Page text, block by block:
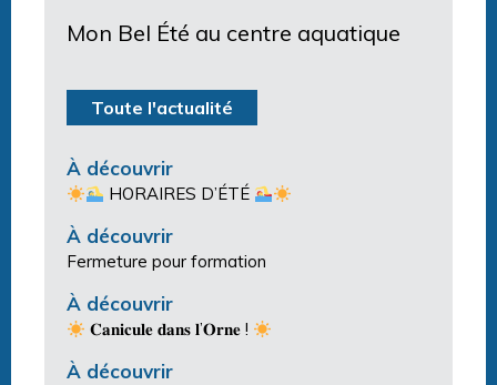
Mon Bel Été au centre aquatique
Toute l'actualité
À découvrir
HORAIRES D’ÉTÉ
À découvrir
Fermeture pour formation
À découvrir
𝐂𝐚𝐧𝐢𝐜𝐮𝐥𝐞 𝐝𝐚𝐧𝐬 𝐥’𝐎𝐫𝐧𝐞 !
À découvrir